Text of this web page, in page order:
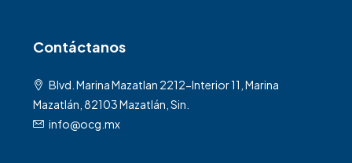
Contáctanos
Blvd. Marina Mazatlan 2212-Interior 11, Marina
Mazatlán, 82103 Mazatlán, Sin.
info@ocg.mx